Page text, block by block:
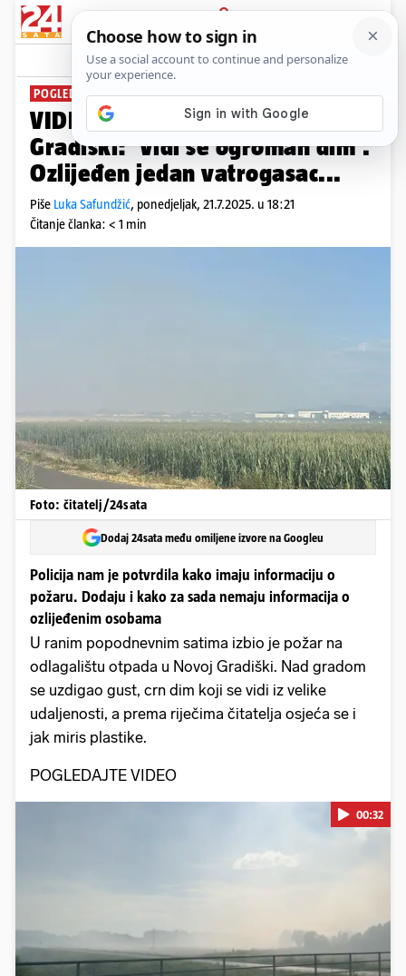
PRIJAVA
News Komentari
POGLEDAJTE SNIMKU
VIDEO Gori odlagalište u Novoj
Gradiški: 'Vidi se ogroman dim'.
Ozlijeđen jedan vatrogasac...
Piše Luka Safundžić, ponedjeljak, 21.7.2025. u 18:21
Čitanje članka: < 1 min
Foto: čitatelj/24sata
Dodaj 24sata među omiljene izvore na Googleu
Policija nam je potvrdila kako imaju informaciju o
požaru. Dodaju i kako za sada nemaju informacija o
ozlijeđenim osobama
U ranim popodnevnim satima izbio je požar na
odlagalištu otpada u Novoj Gradiški. Nad gradom
se uzdigao gust, crn dim koji se vidi iz velike
udaljenosti, a prema riječima čitatelja osjeća se i
jak miris plastike.
POGLEDAJTE VIDEO
00:32